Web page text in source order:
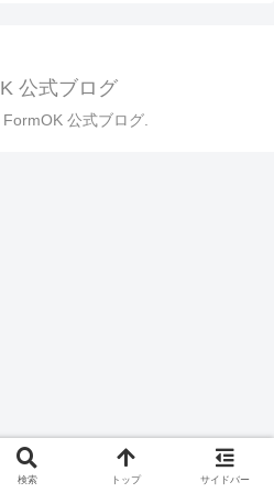
公式ブログ
公式ブログ.
検索 トップ サイドバー